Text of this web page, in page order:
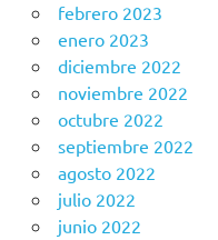
febrero 2023
enero 2023
diciembre 2022
noviembre 2022
octubre 2022
septiembre 2022
agosto 2022
julio 2022
junio 2022